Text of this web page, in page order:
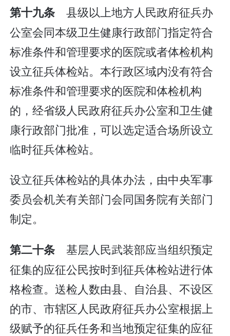
第十九条 县级以上地方人民政府征兵办
公室会同本级卫生健康行政部门指定符合
标准条件和管理要求的医院或者体检机构
设立征兵体检站。本行政区域内没有符合
标准条件和管理要求的医院和体检机构
的，经省级人民政府征兵办公室和卫生健
康行政部门批准，可以选定适合场所设立
临时征兵体检站。
设立征兵体检站的具体办法，由中央军事
委员会机关有关部门会同国务院有关部门
制定。
第二十条 基层人民武装部应当组织预定
征集的应征公民按时到征兵体检站进行体
格检查。送检人数由县、自治县、不设区
的市、市辖区人民政府征兵办公室根据上
级赋予的征兵任务和当地预定征集的应征